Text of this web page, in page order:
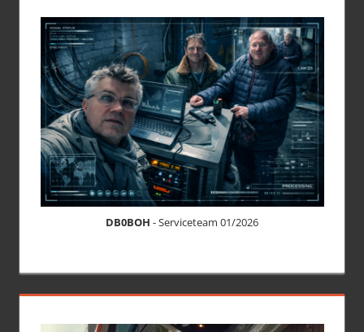
DB0BOH - Serviceteam 01/2026